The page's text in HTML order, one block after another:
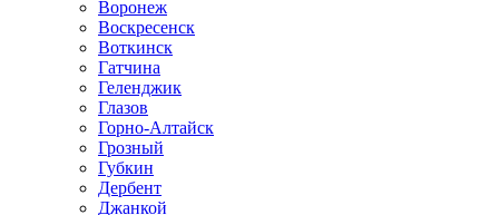
Воронеж
Воскресенск
Воткинск
Гатчина
Геленджик
Глазов
Горно-Алтайск
Грозный
Губкин
Дербент
Джанкой